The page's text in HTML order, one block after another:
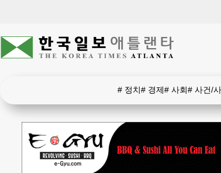
# 정치# 경제# 사회# 사건/